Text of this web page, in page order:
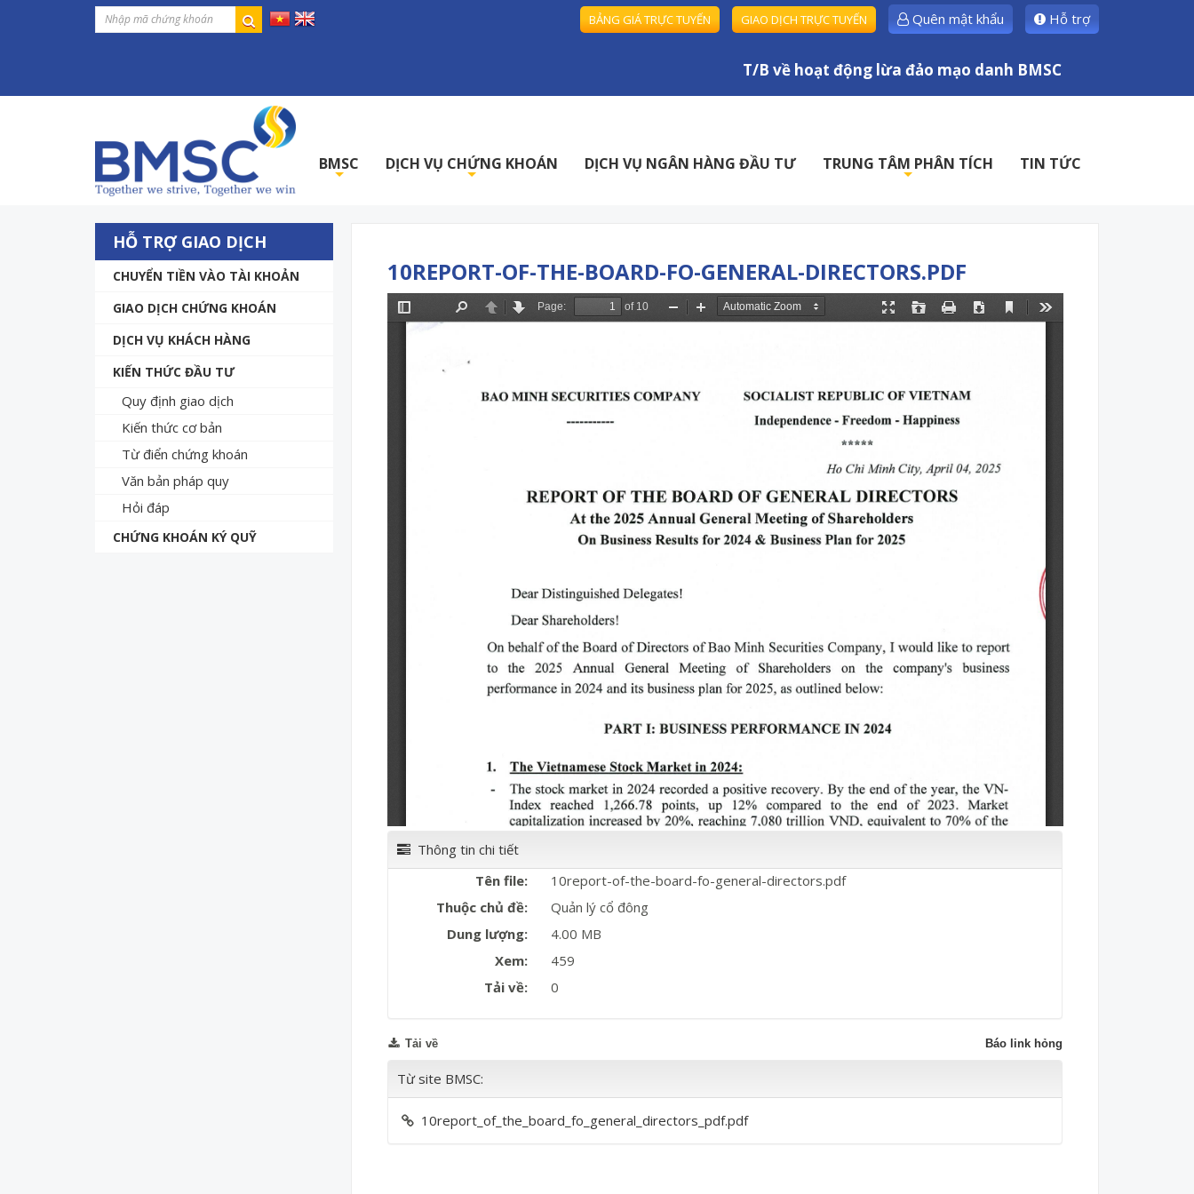
BẢNG GIÁ TRỰC TUYẾN GIAO DỊCH TRỰC TUYẾN Quên mật khẩu Hỗ trợ
T/B về hoạt động lừa đảo mạo danh BMSC
BMSC DỊCH VỤ CHỨNG KHOÁN DỊCH VỤ NGÂN HÀNG ĐẦU TƯ TRUNG TÂM PHÂN TÍCH TIN TỨC
HỖ TRỢ GIAO DỊCH
CHUYỂN TIỀN VÀO TÀI KHOẢN
GIAO DỊCH CHỨNG KHOÁN
DỊCH VỤ KHÁCH HÀNG
KIẾN THỨC ĐẦU TƯ
Quy định giao dịch
Kiến thức cơ bản
Từ điển chứng khoán
Văn bản pháp quy
Hỏi đáp
CHỨNG KHOÁN KÝ QUỸ
10REPORT-OF-THE-BOARD-FO-GENERAL-DIRECTORS.PDF
Thông tin chi tiết
Tên file:
10report-of-the-board-fo-general-directors.pdf
Thuộc chủ đề:
Quản lý cổ đông
Dung lượng:
4.00 MB
Xem:
459
Tải về:
0
Báo link hỏng
Tải về
Từ site BMSC:
10report_of_the_board_fo_general_directors_pdf.pdf